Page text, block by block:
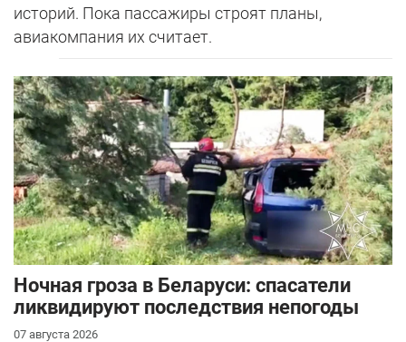
историй. Пока пассажиры строят планы,
авиакомпания их считает.
Ночная гроза в Беларуси: спасатели
ликвидируют последствия непогоды
07 августа 2026